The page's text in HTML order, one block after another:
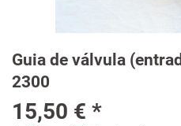
Guia de válvula
2300
15,50 € *